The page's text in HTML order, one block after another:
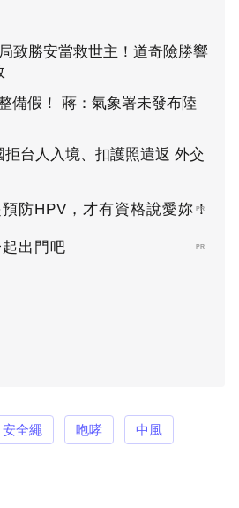
致勝安當救世主！道奇險勝響
備假！ 蔣：氣象署未發布陸
拒台人入境、扣護照遣返 外交
防HPV，才有資格說愛妳！
PR
出門吧 PR
安全繩 咆哮 中風